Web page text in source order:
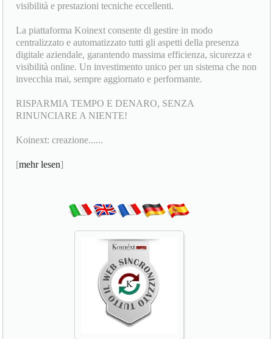
visibilità e prestazioni tecniche eccellenti.
La piattaforma Koinext consente di gestire in modo
centralizzato e automatizzato tutti gli aspetti della presenza
digitale aziendale, garantendo massima efficienza, sicurezza e
visibilità online. Un investimento unico per un sistema che non
invecchia mai, sempre aggiornato e performante.
RISPARMIA TEMPO E DENARO, SENZA
RINUNCIARE A NIENTE!
Koinext: creazione......
[mehr lesen]